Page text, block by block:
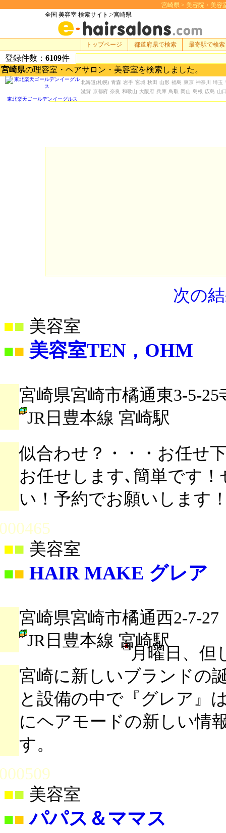
宮崎県 > 美容院・美容
全国 美容室 検索サイト:>宮崎県
登録件数： 6109件
宮崎県の理容室・ヘアサロン・美容室を検索しました。
次の
■ 美容室
■■ 美容室TEN，OHM
宮崎県宮崎市橘通東3-5-25
JR日豊本線 宮崎駅
似合わせ？・・・お任せ
お任せします､簡単です
い！予約でお願いします
■ 美容室
■■ HAIR MAKE グレア
宮崎県宮崎市橘通西2-7-27
JR日豊本線 宮崎駅
月曜日、但
宮崎に新しいブランドの
と設備の中で『グレア』
にヘアモードの新しい情
す。
■ 美容室
■■ パパス＆ママス
北海道(札幌) 青森 岩手 宮城 秋田 山形 福島 東京 神奈川 埼玉
滋賀 京都府 奈良 和歌山 大阪府 兵庫 鳥取 岡山 島根 広島 山
トップページ 都道府県で検索 最寄駅で検索
東北楽天ゴールデンイーグルス